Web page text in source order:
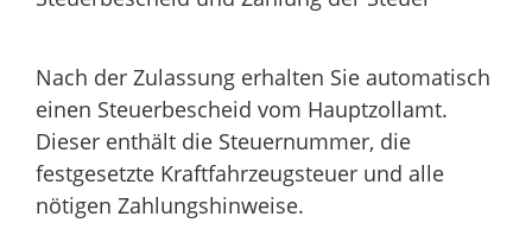
Nach der Zulassung erhalten Sie automatisch
einen Steuerbescheid vom Hauptzollamt.
Dieser enthält die Steuernummer, die
festgesetzte Kraftfahrzeugsteuer und alle
nötigen Zahlungshinweise.